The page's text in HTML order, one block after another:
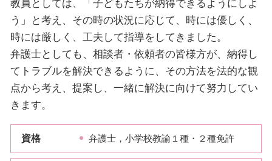
教員としては、「子どもたちが納得できるようにしよ
う」と考え、その時の状況に応じて、時には優しく、
時には厳しく、工夫して指導をしてきました。
弁護士としても、相談者・依頼者の皆様方が、納得し
てトラブルを解決できるように、その方法を法的な観
点から考え、提案し、一緒に解決に向けて努力してい
きます。
資格 弁護士，小学校教諭１種・２種免許